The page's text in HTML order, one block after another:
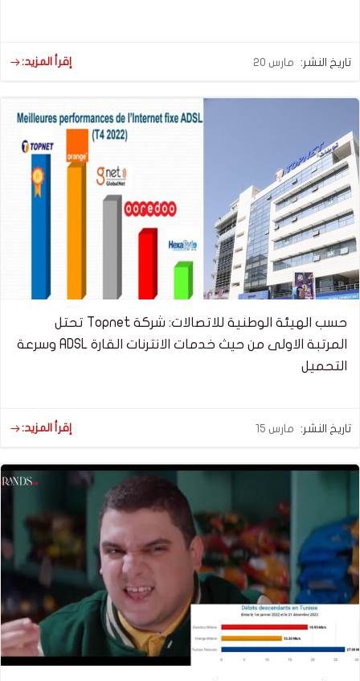
تاريخ النشر: مارس 20 إقرأ المزيد:
حسب الهيئة الوطنية للاتصالات: شركة Topnet تحتل
المرتبة الاولى من حيث خدمات الانترنات القارة ADSL وسرعة
التحميل
تاريخ النشر: مارس 15 إقرأ المزيد: